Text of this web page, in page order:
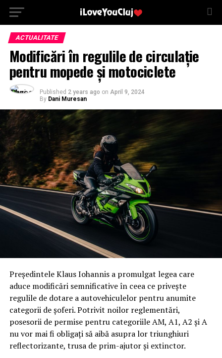
ACTUALITATE
Modificări în regulile de circulație
pentru mopede și motociclete
Published 2 years ago on April 9, 2024
By Dani Muresan
Președintele Klaus Iohannis a promulgat legea care
aduce modificări semnificative în ceea ce privește
regulile de dotare a autovehiculelor pentru anumite
categorii de șoferi. Potrivit noilor reglementări,
posesorii de permise pentru categoriile AM, A1, A2 și A
nu vor mai fi obligați să aibă asupra lor triunghiuri
reflectorizante, trusa de prim-ajutor și extinctor.